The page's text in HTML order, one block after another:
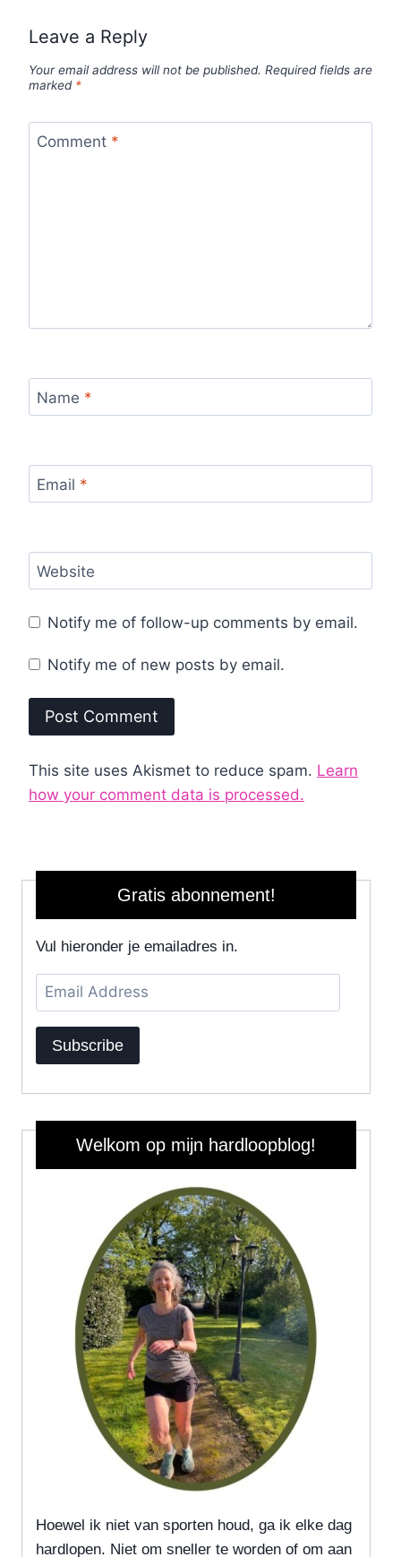
Leave a Reply
Your email address will not be published. Required fields are
marked *
Comment *
Name *
Email *
Website
Notify me of follow-up comments by email.
Notify me of new posts by email.
This site uses Akismet to reduce spam. Learn
how your comment data is processed.
Gratis abonnement!
Vul hieronder je emailadres in.
Email
Address
Subscribe
Welkom op mijn hardloopblog!
Hoewel ik niet van sporten houd, ga ik elke dag
hardlopen. Niet om sneller te worden of om aan